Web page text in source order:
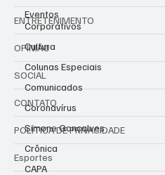
Eventos
Corporativos
Cultura
Colunas Especiais
Comunicados
Coronavírus
Simone Gonçalves
Crônica
CAPA
ENTRETENIMENTO
OPINIÃO
SOCIAL
CONTATO
POLÍTICA DE PRIVACIDADE
Esportes